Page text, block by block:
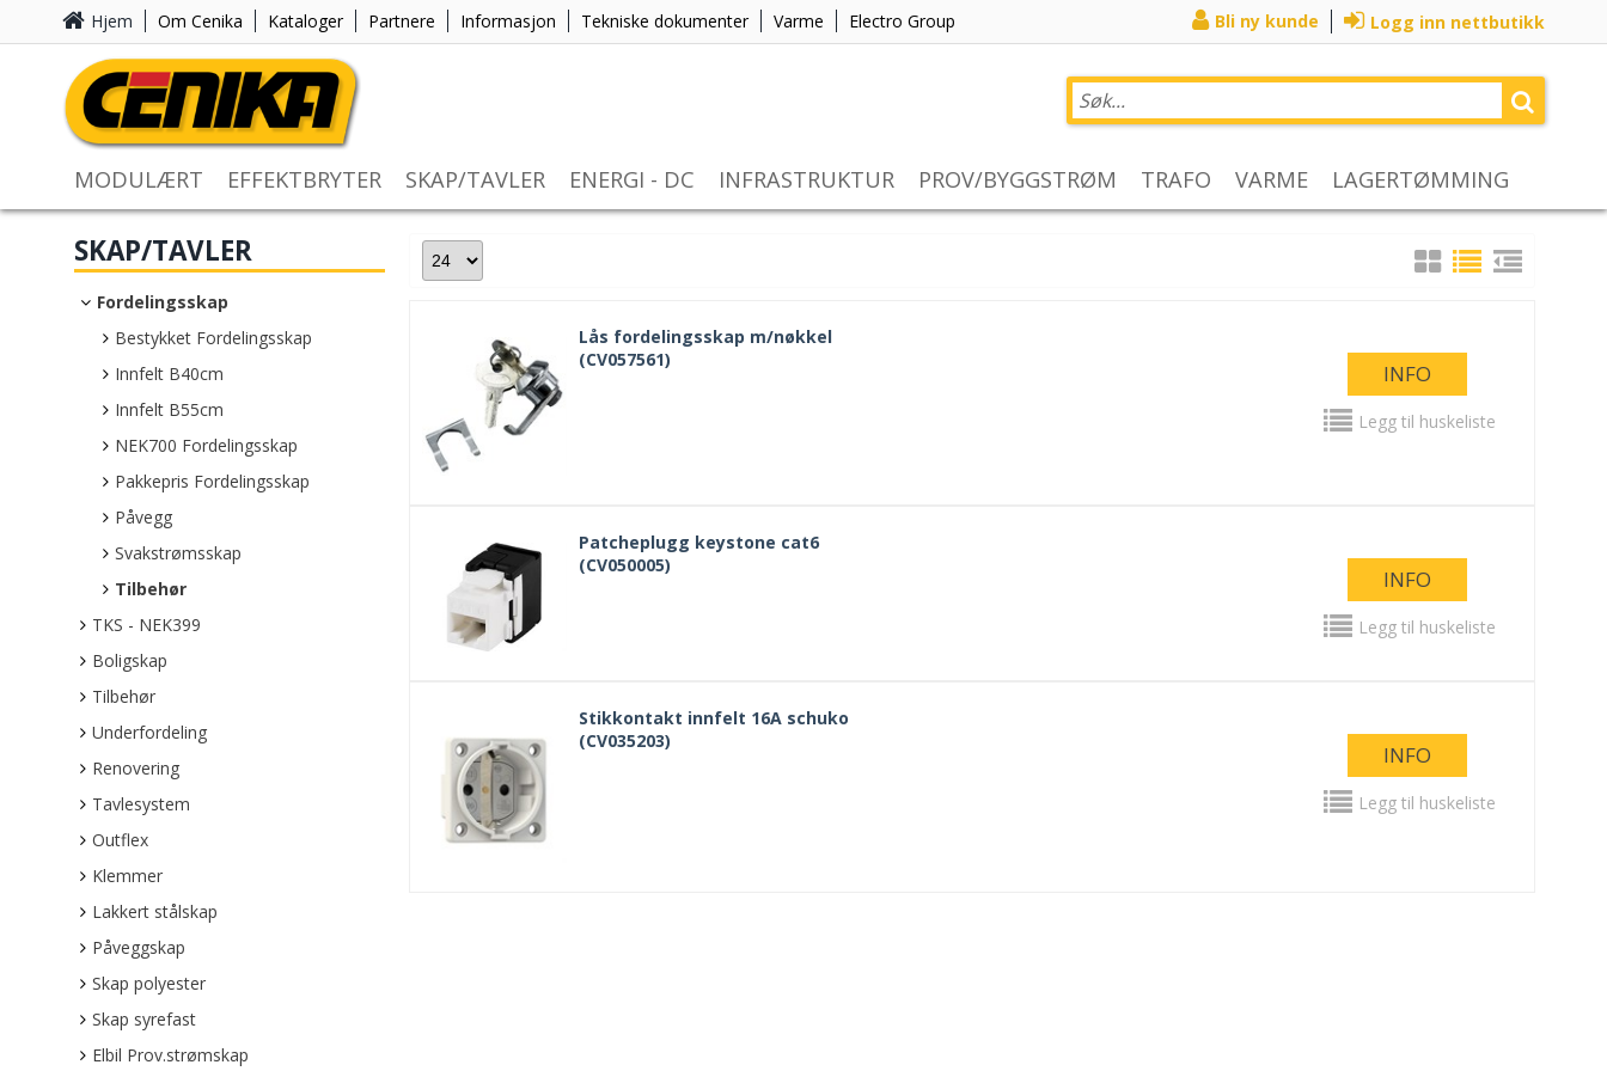
Hjem Om Cenika Kataloger Partnere Informasjon Tekniske dokumenter Varme Electro Group Bli ny kunde Logg inn nettbutikk
MODULÆRT EFFEKTBRYTER SKAP/TAVLER ENERGI - DC INFRASTRUKTUR PROV/BYGGSTRØM TRAFO VARME LAGERTØMMING
SKAP/TAVLER
Fordelingsskap
Bestykket Fordelingsskap
Innfelt B40cm
Innfelt B55cm
NEK700 Fordelingsskap
Pakkepris Fordelingsskap
Påvegg
Svakstrømsskap
Tilbehør
TKS - NEK399
Boligskap
Tilbehør
Underfordeling
Renovering
Tavlesystem
Outflex
Klemmer
Lakkert stålskap
Påveggskap
Skap polyester
Skap syrefast
Elbil Prov.strømskap
Lås fordelingsskap m/nøkkel
(CV057561)
INFO
Legg til huskeliste
Patcheplugg keystone cat6
(CV050005)
INFO
Legg til huskeliste
Stikkontakt innfelt 16A schuko
(CV035203)
INFO
Legg til huskeliste